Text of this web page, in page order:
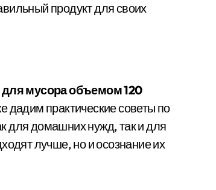
продукт для своих
мусора объемом 120
дадим практические советы по
для домашних нужд, так и для
лучше, но и осознание их